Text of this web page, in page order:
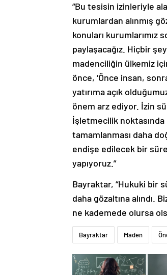
“Bu tesisin izinleriyle
kurumlardan alınmış
konuları kurumlarımız
paylaşacağız. Hiçbir
madenciliğin ülkemiz
önce, ‘Önce insan,
yatırıma açık
önem arz ediyor. İzin
İşletmecilik
tamamlanması daha
endişe edilecek bir
yapıyoruz.”
Bayraktar, “Hukuki bir
daha gözaltına alındı.
ne kademede olursa
Bayraktar Maden